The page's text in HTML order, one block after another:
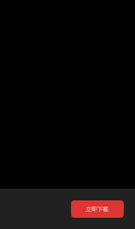
立即下載